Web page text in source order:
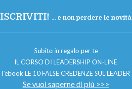
ISCRIVITI! ... e non perdere le novità
Subito in regalo per te
IL CORSO DI LEADERSHIP ON-LINE
l'ebook LE 10 FALSE CREDENZE SUL LEADER
Se vuoi saperne di più >>>